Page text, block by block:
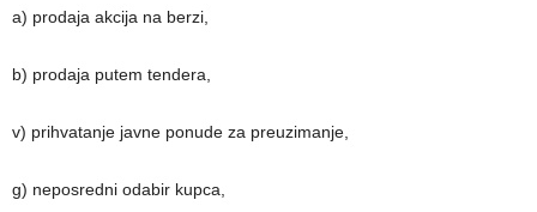
a) prodaja akcija na berzi,
b) prodaja putem tendera,
v) prihvatanje javne ponude za preuzimanje,
g) neposredni odabir kupca,